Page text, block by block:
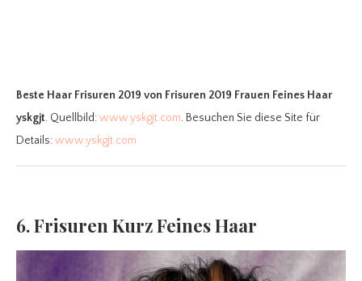
Beste Haar Frisuren 2019 von Frisuren 2019 Frauen Feines Haar
yskgjt. Quellbild:www.yskgjt.com. Besuchen Sie diese Site für
Details:www.yskgjt.com
6. Frisuren Kurz Feines Haar